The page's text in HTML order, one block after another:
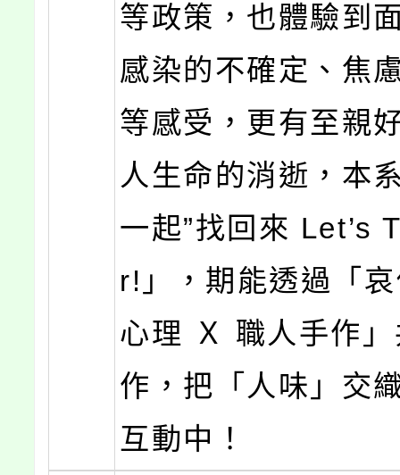
等政策，也體驗到
感染的不確定、焦
等感受，更有至親
人生命的消逝，本
一起”找回來 Let’s
r!」，期能透過「
心理 Ｘ 職人手作
作，把「人味」交
互動中！